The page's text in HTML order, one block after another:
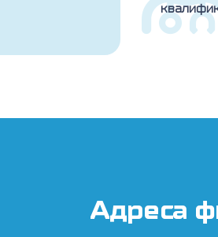
Адреса